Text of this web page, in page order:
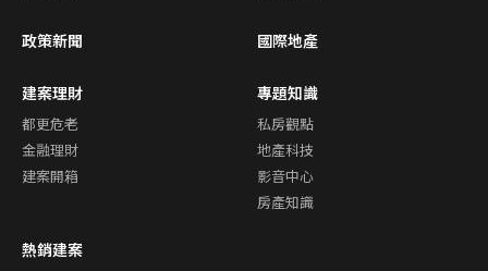
政策新聞 國際地產
建案理財
都更危老
金融理財
建案開箱
專題知識
私房觀點
地產科技
影音中心
房產知識
熱銷建案